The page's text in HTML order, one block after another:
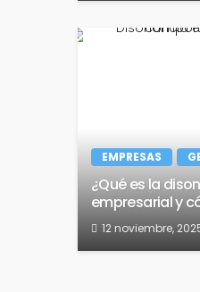
EMPRESAS
¿Qué es la
empresarial y
12 noviembre,